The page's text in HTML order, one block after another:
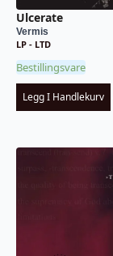
Ulcerate
Vermis
LP - LTD
Bestillingsvare
Legg I Handlekurv